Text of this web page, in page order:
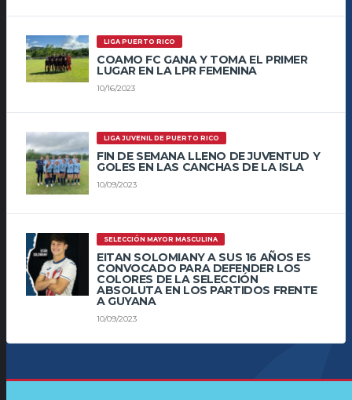
LIGA PUERTO RICO
COAMO FC GANA Y TOMA EL PRIMER
LUGAR EN LA LPR FEMENINA
10/16/2023
LIGA JUVENIL DE PUERTO RICO
FIN DE SEMANA LLENO DE JUVENTUD Y
GOLES EN LAS CANCHAS DE LA ISLA
10/09/2023
SELECCIÓN MAYOR MASCULINA
EITAN SOLOMIANY A SUS 16 AÑOS ES
CONVOCADO PARA DEFENDER LOS
COLORES DE LA SELECCIÓN
ABSOLUTA EN LOS PARTIDOS FRENTE
A GUYANA
10/09/2023